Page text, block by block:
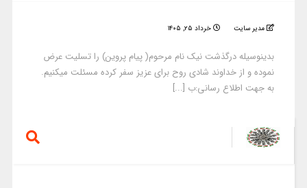
مدیر سایت خرداد ۲۵, ۱۴۰۵
بدینوسیله درگذشت نیک نام مرحوم( پیام پروین) را تسلیت عرض
نموده و از خداوند شادی روح برای عزیز سفر کرده مسئلت میکنیم.
به جهت اطلاع رسانی:ب [...]